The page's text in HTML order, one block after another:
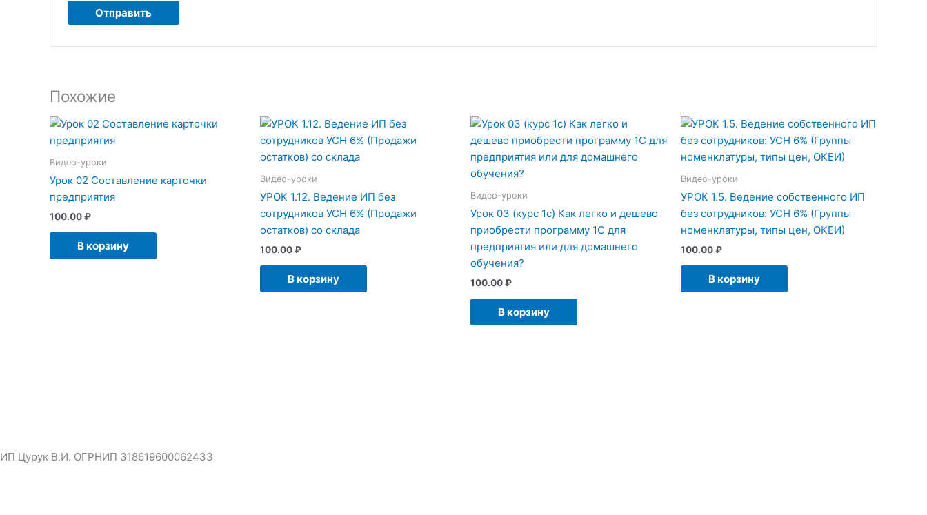
Похожие
Видео-уроки
Урок 02 Составление карточки
предприятия
100.00₽
В корзину
Видео-уроки
УРОК 1.12. Ведение ИП без
сотрудников УСН 6% (Продажи
остатков) со склада
100.00₽
В корзину
Видео-уроки
Урок 03 (курс 1с) Как легко и дешево
приобрести программу 1С для
предприятия или для домашнего
обучения?
100.00₽
В корзину
Видео-уроки
УРОК 1.5. Ведение собственного ИП
без сотрудников: УСН 6% (Группы
номенклатуры, типы цен, ОКЕИ)
100.00₽
В корзину
ИП Цурук В.И. ОГРНИП 318619600062433